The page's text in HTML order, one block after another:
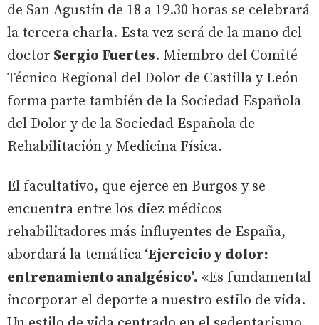
de San Agustín de 18 a 19.30 horas se celebrará
la tercera charla. Esta vez será de la mano del
doctor Sergio Fuertes. Miembro del Comité
Técnico Regional del Dolor de Castilla y León
forma parte también de la Sociedad Española
del Dolor y de la Sociedad Española de
Rehabilitación y Medicina Física.
El facultativo, que ejerce en Burgos y se
encuentra entre los diez médicos
rehabilitadores más influyentes de España,
abordará la temática ‘Ejercicio y dolor:
entrenamiento analgésico’. «Es fundamental
incorporar el deporte a nuestro estilo de vida.